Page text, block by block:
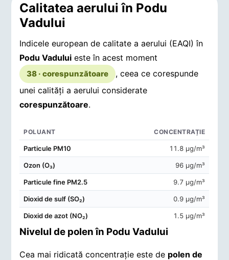
Calitatea aerului în Podu
Vadului
Indicele european de calitate a aerului (EAQI) în
Podu Vadului este în acest moment
38 · corespunzătoare
, ceea ce corespunde
unei calități a aerului considerate
corespunzătoare.
POLUANT CONCENTRAȚIE
Particule PM10 11.8 μg/m³
Ozon (O₃) 96 μg/m³
Particule fine PM2.5 9.7 μg/m³
Dioxid de sulf (SO₂) 0.9 μg/m³
Dioxid de azot (NO₂) 1.5 μg/m³
Nivelul de polen în Podu Vadului
Cea mai ridicată concentrație este de polen de